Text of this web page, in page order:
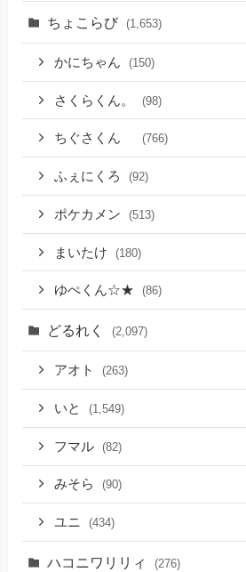
ちょこらび (1,653)
かにちゃん (150)
さくらくん。 (98)
ちぐさくん (766)
ふぇにくろ (92)
ポケカメン (513)
まいたけ (180)
ゆぺくん☆★ (86)
どるれく (2,097)
アオト (263)
いと (1,549)
フマル (82)
みそら (90)
ユニ (434)
ハコニワリリィ (276)